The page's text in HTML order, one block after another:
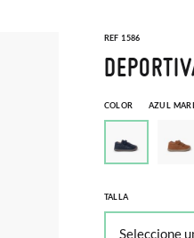
REF 1586
COLOR AZUL
TALLA